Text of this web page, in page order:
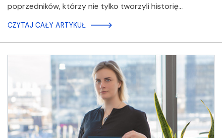
poprzedników, którzy nie tylko tworzyli historię…
CZYTAJ CAŁY ARTYKUŁ